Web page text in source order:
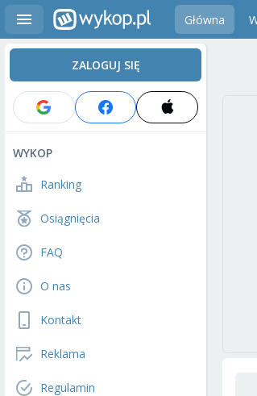
Główna
ZALOGUJ SIĘ
WYKOP
Ranking
Osiągnięcia
FAQ
O nas
Kontakt
Reklama
Regulamin